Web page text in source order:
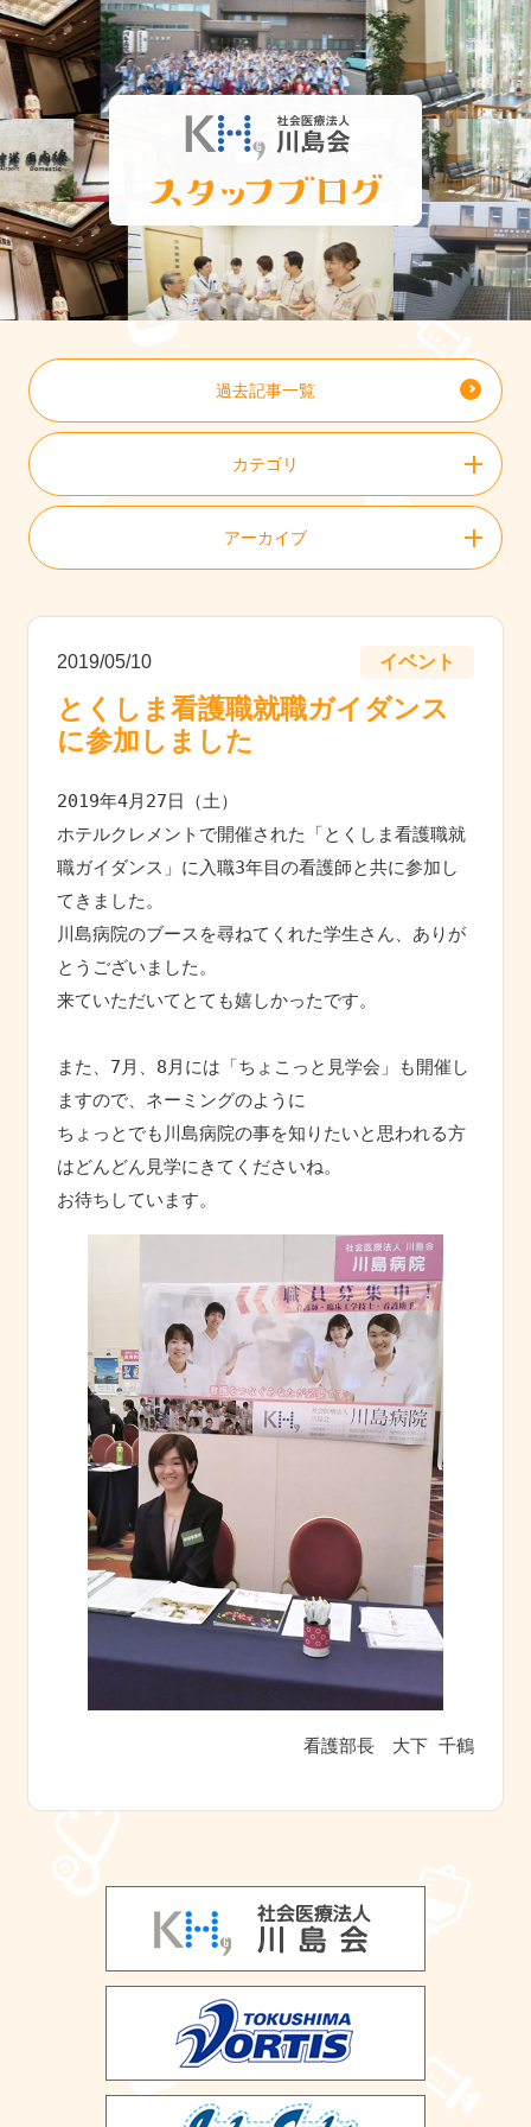
過去記事一覧
カテゴリ
アーカイブ
イベント
2019/05/10
とくしま看護職就職ガイダンス
に参加しました
2019年4月27日（土）
ホテルクレメントで開催された「とくしま看護職就
職ガイダンス」に入職3年目の看護師と共に参加し
てきました。
川島病院のブースを尋ねてくれた学生さん、ありが
とうございました。
来ていただいてとても嬉しかったです。
また、7月、8月には「ちょこっと見学会」も開催し
ますので、ネーミングのように
ちょっとでも川島病院の事を知りたいと思われる方
はどんどん見学にきてくださいね。
お待ちしています。
看護部長　大下 千鶴